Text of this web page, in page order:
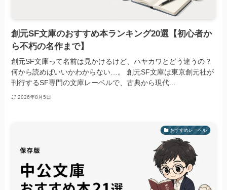
創元SF文庫のおすすめ本ランキング20選【初心者か
ら不朽の名作まで】
創元SF文庫って名前は見かけるけど、ハヤカワとどう違うの？
何から読めばいいかわからない…。 創元SF文庫は東京創元社が
刊行するSF専門の文庫レーベルで、古典から現代...
2026年8月5日
おすすめレーベル